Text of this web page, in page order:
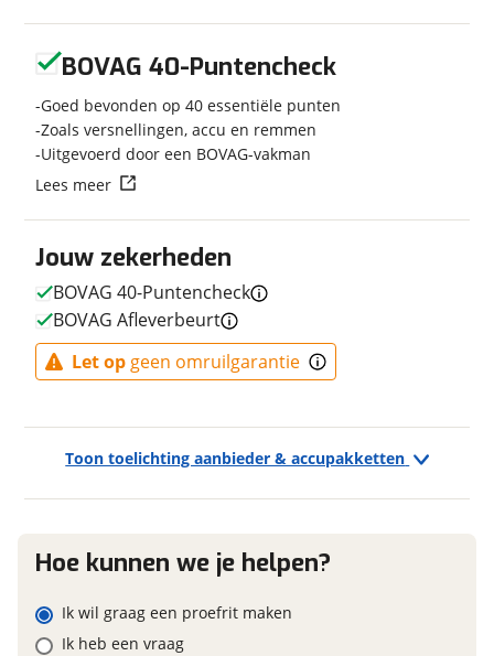
Framemateriaal
Kleur
Groen
Fabriekskleur
Green
Type remsysteem voor
Schijfrem
Merk remsysteem voor
TEKTRO
Type primair remsysteem
achter
Merk primair remsysteem
achter
E-bike
Motormerk
Bosch
Prijs
€ 5.499,-
BTW/marge
Toon toelichting aanbieder & accupakketten
Nieuwe accu
Telefoonnummer (optioneel)
Vraag mijn reservering aan
goed mogelijk bij de aanbieder te brengen. Lees hier meer
Jouw zekerheden
BOVAG 40-Puntencheck
BOVAG Afleverbeurt
Let op geen omruilgarantie
BOVAG 40-Puntencheck
Goed bevonden op 40 essentiële punten
Zoals versnellingen, accu en remmen
Uitgevoerd door een BOVAG-vakman
Lees meer
Hoe kunnen we je helpen?
Ik wil graag een proefrit maken
Ik heb een vraag